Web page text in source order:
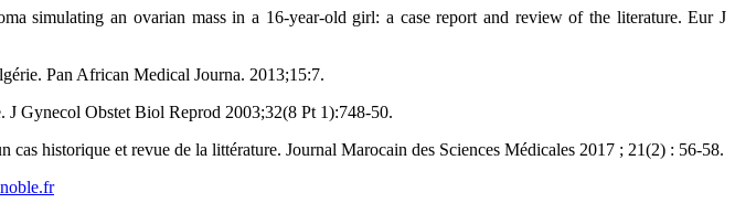
simulating an ovarian mass in a 16-year-old girl: a case report and review of the literature. Eur J
Pan African Medical Journa. 2013;15:7.
J Gynecol Obstet Biol Reprod 2003;32(8 Pt 1):748-50.
historique et revue de la littérature. Journal Marocain des Sciences Médicales 2017 ; 21(2) : 56-58.